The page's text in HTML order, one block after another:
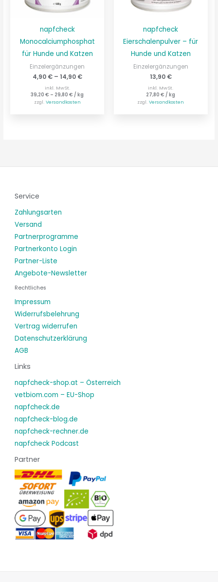
napfcheck
Monocalciumphosphat
für Hunde und Katzen
Einzelergänzungen
4,90 €– 14,90 €
inkl. MwSt.
39,20€ – 29,80€ / kg
zzgl. Versandkosten
napfcheck
Eierschalenpulver – für
Hunde und Katzen
Einzelergänzungen
13,90 €
inkl. MwSt.
27,80€ / kg
zzgl.Versandkosten
Service
Zahlungsarten
Versand
Partnerprogramme
Partnerkonto Login
Partner-Liste
Angebote-Newsletter
Rechtliches
Impressum
Widerrufsbelehrung
Vertrag widerrufen
Datenschutzerklärung
AGB
Links
napfcheck-shop.at – Österreich
vetbiom.com – EU-Shop
napfcheck.de
napfcheck-blog.de
napfcheck-rechner.de
napfcheck Podcast
Partner